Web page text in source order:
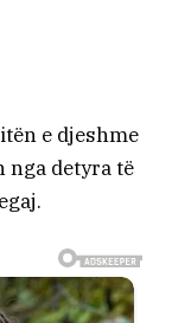
e djeshme
detyra të